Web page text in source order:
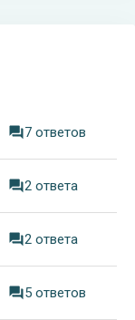
7 ответов
2 ответа
2 ответа
5 ответов